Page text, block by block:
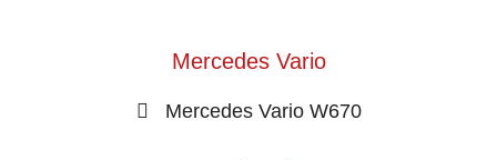
Mercedes Vario
Mercedes Vario W670